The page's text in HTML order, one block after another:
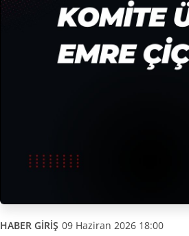
HABER GİRİŞ 09 Haziran 2026 18:00